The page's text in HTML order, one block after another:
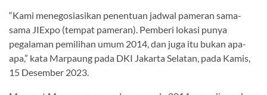
“Kami menegosiasikan penentuan jadwal pameran sama-
sama JIExpo (tempat pameran). Pemberi lokasi punya
pegalaman pemilihan umum 2014, dan juga itu bukan apa-
apa,” kata Marpaung pada DKI Jakarta Selatan, pada Kamis,
15 Desember 2023.